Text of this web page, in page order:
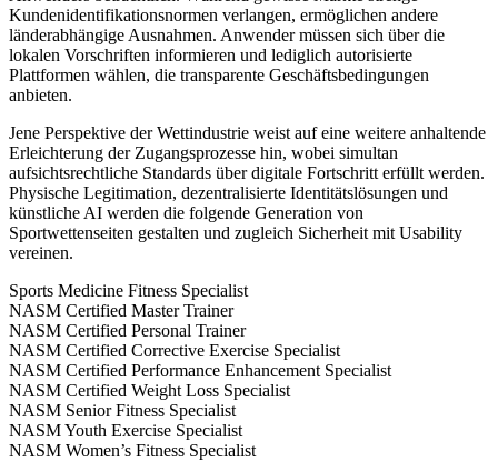
Kundenidentifikationsnormen verlangen, ermöglichen andere
länderabhängige Ausnahmen. Anwender müssen sich über die
lokalen Vorschriften informieren und lediglich autorisierte
Plattformen wählen, die transparente Geschäftsbedingungen
anbieten.
Jene Perspektive der Wettindustrie weist auf eine weitere anhaltende
Erleichterung der Zugangsprozesse hin, wobei simultan
aufsichtsrechtliche Standards über digitale Fortschritt erfüllt werden.
Physische Legitimation, dezentralisierte Identitätslösungen und
künstliche AI werden die folgende Generation von
Sportwettenseiten gestalten und zugleich Sicherheit mit Usability
vereinen.
Sports Medicine Fitness Specialist
NASM Certified Master Trainer
NASM Certified Personal Trainer
NASM Certified Corrective Exercise Specialist
NASM Certified Performance Enhancement Specialist
NASM Certified Weight Loss Specialist
NASM Senior Fitness Specialist
NASM Youth Exercise Specialist
NASM Women’s Fitness Specialist